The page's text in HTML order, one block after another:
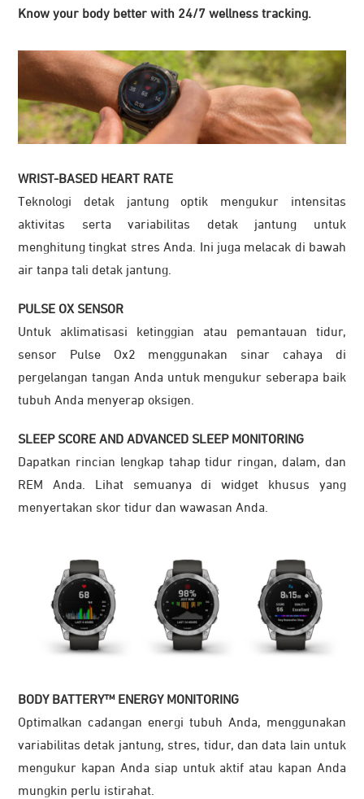
Know your body better with 24/7 wellness tracking.
WRIST-BASED HEART RATE
Teknologi detak jantung optik mengukur intensitas
aktivitas serta variabilitas detak jantung untuk
menghitung tingkat stres Anda. Ini juga melacak di bawah
air tanpa tali detak jantung.
PULSE OX SENSOR
Untuk aklimatisasi ketinggian atau pemantauan tidur,
sensor Pulse Ox2 menggunakan sinar cahaya di
pergelangan tangan Anda untuk mengukur seberapa baik
tubuh Anda menyerap oksigen.
SLEEP SCORE AND ADVANCED SLEEP MONITORING
Dapatkan rincian lengkap tahap tidur ringan, dalam, dan
REM Anda. Lihat semuanya di widget khusus yang
menyertakan skor tidur dan wawasan Anda.
BODY BATTERY™ ENERGY MONITORING
Optimalkan cadangan energi tubuh Anda, menggunakan
variabilitas detak jantung, stres, tidur, dan data lain untuk
mengukur kapan Anda siap untuk aktif atau kapan Anda
mungkin perlu istirahat.